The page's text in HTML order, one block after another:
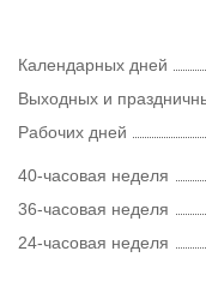
Календарных дней
Выходных и
Рабочих дней
40-часовая неделя
36-часовая неделя
24-часовая неделя